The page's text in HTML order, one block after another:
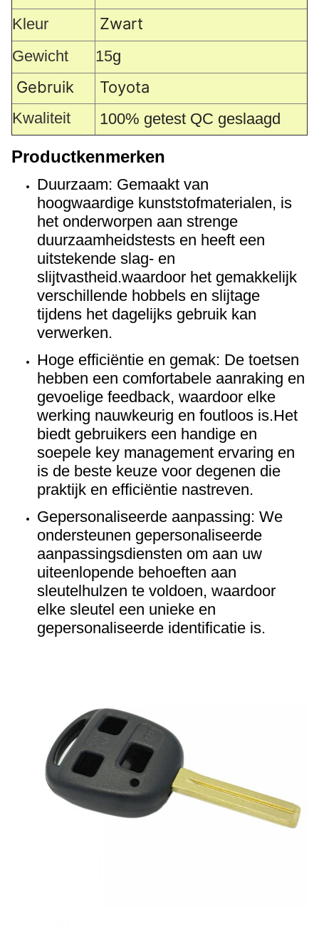
Kleur
Zwart
Gewicht 15g
Gebruik Toyota
Kwaliteit 100% getest QC geslaagd
Productkenmerken
Duurzaam: Gemaakt van
hoogwaardige kunststofmaterialen, is
het onderworpen aan strenge
duurzaamheidstests en heeft een
uitstekende slag- en
slijtvastheid.waardoor het gemakkelijk
verschillende hobbels en slijtage
tijdens het dagelijks gebruik kan
verwerken.
Hoge efficiëntie en gemak: De toetsen
hebben een comfortabele aanraking en
gevoelige feedback, waardoor elke
werking nauwkeurig en foutloos is.Het
biedt gebruikers een handige en
soepele key management ervaring en
is de beste keuze voor degenen die
praktijk en efficiëntie nastreven.
Gepersonaliseerde aanpassing: We
ondersteunen gepersonaliseerde
aanpassingsdiensten om aan uw
uiteenlopende behoeften aan
sleutelhulzen te voldoen, waardoor
elke sleutel een unieke en
gepersonaliseerde identificatie is.